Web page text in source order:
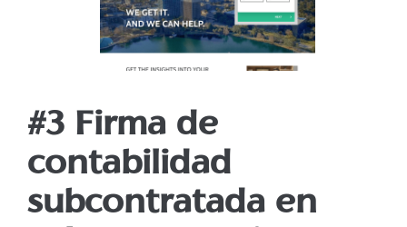
#3 Firma de
contabilidad
subcontratada en